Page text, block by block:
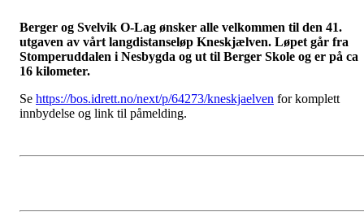
Berger og Svelvik O-Lag ønsker alle velkommen til den 41.
utgaven av vårt langdistanseløp Kneskjælven. Løpet går fra
Stomperuddalen i Nesbygda og ut til Berger Skole og er på ca
16 kilometer.
Se https://bos.idrett.no/next/p/64273/kneskjaelven for komplett
innbydelse og link til påmelding.